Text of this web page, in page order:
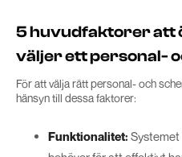
5 huvudfaktorer att
väljer ett personal-
För att välja rätt personal- och
hänsyn till dessa faktorer:
Funktionalitet: Systemet